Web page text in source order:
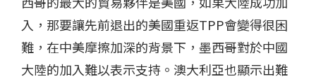
入，那要讓先前退出的美國重返TPP會變得很困
難，在中美摩擦加深的背景下，墨西哥對於中國
大陸的加入難以表示支持。澳大利亞也顯示出難